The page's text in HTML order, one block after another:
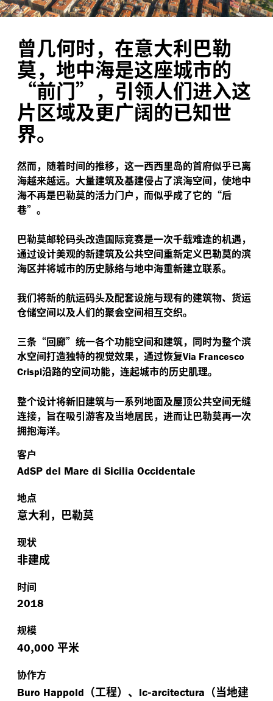
曾几何时，在意大利巴勒
莫，地中海是这座城市的
“前门”，引领人们进入这
片区域及更广阔的已知世
界。
然而，随着时间的推移，这一西西里岛的首府似乎已离
海越来越远。大量建筑及基建侵占了滨海空间，使地中
海不再是巴勒莫的活力门户，而似乎成了它的“后
巷”。
巴勒莫邮轮码头改造国际竞赛是一次千载难逢的机遇，
通过设计美观的新建筑及公共空间重新定义巴勒莫的滨
海区并将城市的历史脉络与地中海重新建立联系。
我们将新的航运码头及配套设施与现有的建筑物、货运
仓储空间以及人们的聚会空间相互交织。
三条“回廊”统一各个功能空间和建筑，同时为整个滨
水空间打造独特的视觉效果，通过恢复Via Francesco
Crispi沿路的空间功能，连起城市的历史肌理。
整个设计将新旧建筑与一系列地面及屋顶公共空间无缝
连接，旨在吸引游客及当地居民，进而让巴勒莫再一次
拥抱海洋。
客户
AdSP del Mare di Sicilia Occidentale
地点
意大利，巴勒莫
现状
非建成
时间
2018
规模
40,000 平米
协作方
Buro Happold （工程）、 lc-arcitectura （当地建